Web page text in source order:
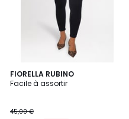
FIORELLA RUBINO
Facile à assortir
45,00 €